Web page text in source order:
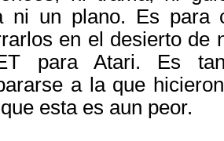
ni un plano. Es para
en el desierto de
para Atari. Es
a la que
esta es aun peor.